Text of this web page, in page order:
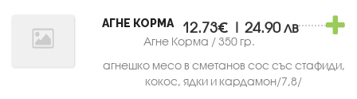
АГНЕ КОРМА
Агне Корма / 350 гр.
12.73€ | 24.90 лв
агнешко месо в сметанов сос със стафиди,
кокос, ядки и кардамон/7,8/